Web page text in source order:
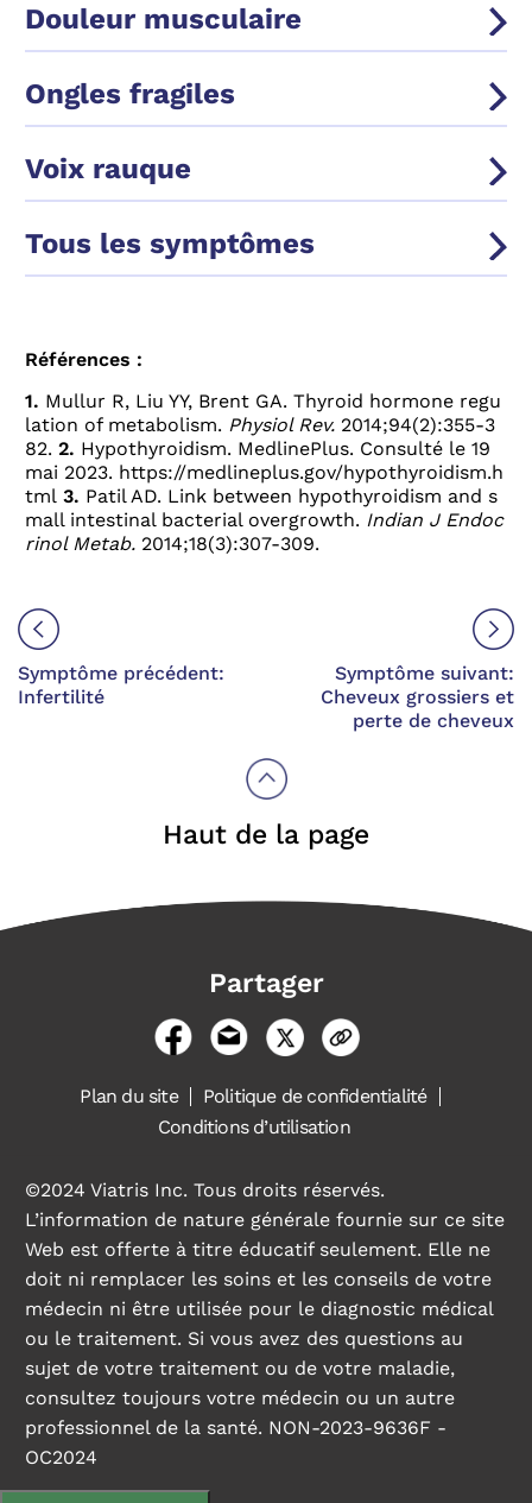
Douleur musculaire
Ongles fragiles
Voix rauque
Tous les symptômes
Références :
1. Mullur R, Liu YY, Brent GA. Thyroid hormone regu
lation of metabolism. Physiol Rev. 2014;94(2):355-3
82.2. Hypothyroidism. MedlinePlus. Consulté le 19
mai 2023. https://medlineplus.gov/hypothyroidism.h
tml 3. Patil AD. Link between hypothyroidism and s
mall intestinal bacterial overgrowth. Indian J Endoc
rinol Metab. 2014;18(3):307-309.
Symptôme suivant:
Cheveux grossiers et
perte de cheveux
Symptôme précédent:
Infertilité
Haut de la page
Partager
Plan du site
Politique de confidentialité
Conditions d’utilisation
©2024 Viatris Inc. Tous droits réservés.
L’information de nature générale fournie sur ce site
Web est offerte à titre éducatif seulement. Elle ne
doit ni remplacer les soins et les conseils de votre
médecin ni être utilisée pour le diagnostic médical
ou le traitement. Si vous avez des questions au
sujet de votre traitement ou de votre maladie,
consultez toujours votre médecin ou un autre
professionnel de la santé. NON-2023-9636F -
OC2024